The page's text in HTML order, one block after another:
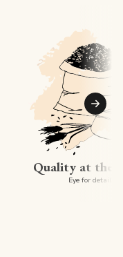
Quality at the
Eye for detail